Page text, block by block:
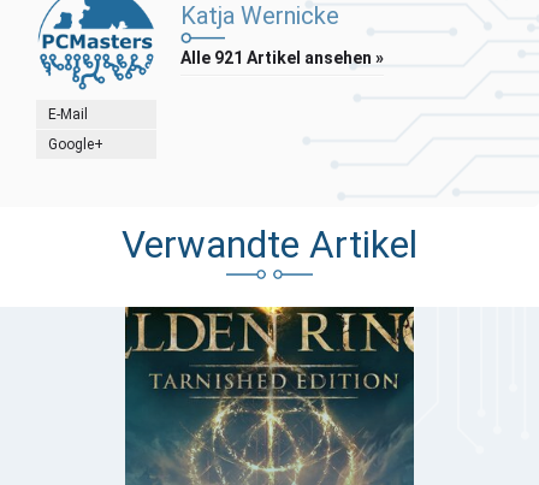
E-Mail
Google+
Katja Wernicke
Alle 921 Artikel ansehen »
Verwandte Artikel